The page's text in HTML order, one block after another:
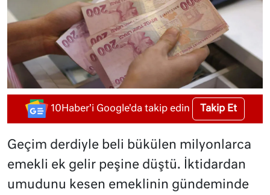
10Haber'i Google'da takip edin Takip Et
Geçim derdiyle beli bükülen milyonlarca
emekli ek gelir peşine düştü. İktidardan
umudunu kesen emeklinin gündeminde